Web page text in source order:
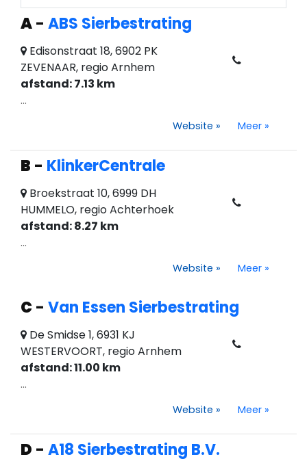
A- ABS Sierbestrating
Edisonstraat 18, 6902 PK
ZEVENAAR, regio Arnhem
afstand: 7.13 km
...
Website » Meer »
B - KlinkerCentrale
Broekstraat 10, 6999 DH
HUMMELO, regio Achterhoek
afstand: 8.27 km
...
Website » Meer »
C - Van Essen Sierbestrating
De Smidse 1, 6931 KJ
WESTERVOORT, regio Arnhem
afstand: 11.00 km
...
Website » Meer »
D - A18 Sierbestrating B.V.